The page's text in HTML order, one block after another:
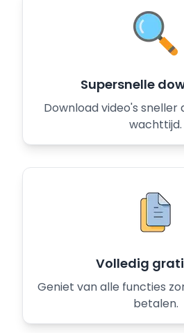
Supersnelle
Download video's sneller
wachttijd.
Volledig
Geniet van alle functies
betalen.